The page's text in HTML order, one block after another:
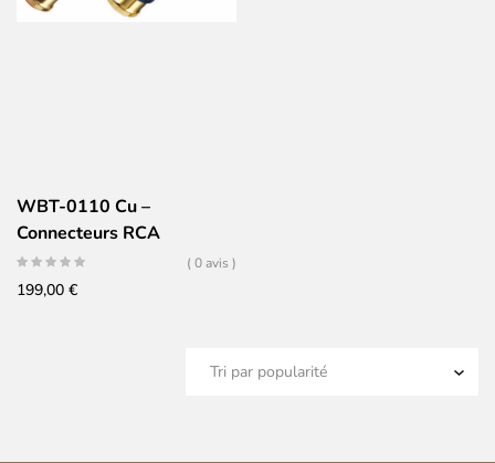
WBT-0110 Cu –
Connecteurs RCA
NextGen Cuivre –
Conducteur Cuivre pur
( 0 avis )
199,00 €